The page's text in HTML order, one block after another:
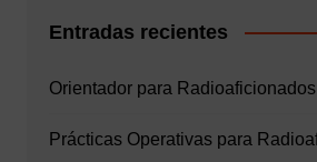
Entradas recientes
Orientador para Radioaficionados
Prácticas Operativas para